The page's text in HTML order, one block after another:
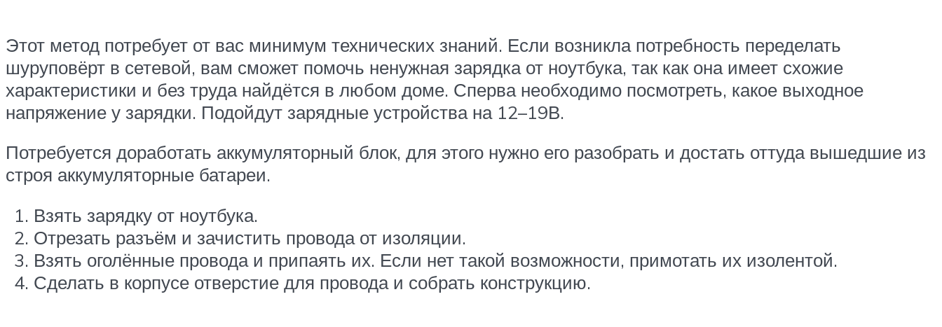
Этот метод потребует от вас минимум технических знаний. Если возникла потребность переделать
шуруповёрт в сетевой, вам сможет помочь ненужная зарядка от ноутбука, так как она имеет схожие
характеристики и без труда найдётся в любом доме. Сперва необходимо посмотреть, какое выходное
напряжение у зарядки. Подойдут зарядные устройства на 12–19В.
Потребуется доработать аккумуляторный блок, для этого нужно его разобрать и достать оттуда вышедшие из
строя аккумуляторные батареи.
Взять зарядку от ноутбука.
Отрезать разъём и зачистить провода от изоляции.
Взять оголённые провода и припаять их. Если нет такой возможности, примотать их изолентой.
Сделать в корпусе отверстие для провода и собрать конструкцию.